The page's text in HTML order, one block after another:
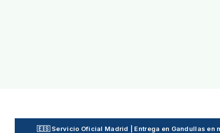
🇪🇸 Servicio Oficial Madrid | Entrega en Gandullas en